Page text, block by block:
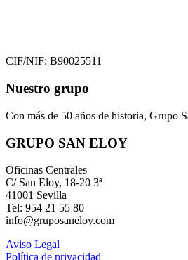
CIF/NIF: B90025511
Nuestro grupo
Con más de 50 años de historia, Grupo
GRUPO SAN ELOY
Oficinas Centrales
C/ San Eloy, 18-20 3ª
41001 Sevilla
Tel: 954 21 55 80
info@gruposaneloy.com
Aviso Legal
Política de privacidad